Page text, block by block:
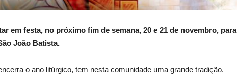
em festa, no próximo fim de semana, 20 e 21 de novembro, para
João Batista.
o ano litúrgico, tem nesta comunidade uma grande tradição.